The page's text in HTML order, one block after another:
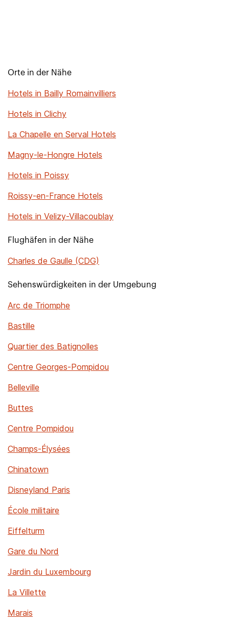
Orte in der Nähe
Hotels in Bailly Romainvilliers
Hotels in Clichy
La Chapelle en Serval Hotels
Magny-le-Hongre Hotels
Hotels in Poissy
Roissy-en-France Hotels
Hotels in Velizy-Villacoublay
Flughäfen in der Nähe
Charles de Gaulle (CDG)
Sehenswürdigkeiten in der Umgebung
Arc de Triomphe
Bastille
Quartier des Batignolles
Centre Georges-Pompidou
Belleville
Buttes
Centre Pompidou
Champs-Élysées
Chinatown
Disneyland Paris
École militaire
Eiffelturm
Gare du Nord
Jardin du Luxembourg
La Villette
Marais